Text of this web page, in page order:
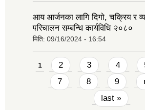
आय आर्जनका लागि दिगो, चक्रिय र
परिचालन सम्बन्धि कार्यविधि २०८०
मिति: 09/16/2024 - 16:54
Pages
1 2 3 4
7
8 9
last »